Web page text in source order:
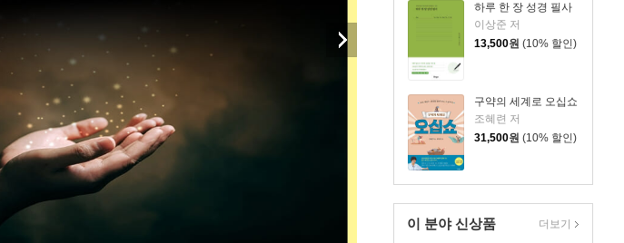
하루 한 장 성경 필사
이상준 저
13,500원 (10% 할인)
구약의 세계로 오십쇼
조혜련 저
31,500원 (10% 할인)
이 분야 신상품 더보기